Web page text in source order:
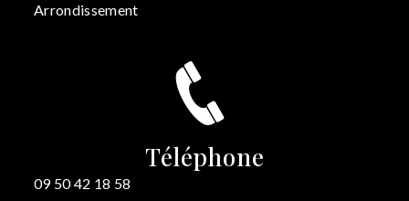
Arrondissement
Téléphone
09 50 42 18 58